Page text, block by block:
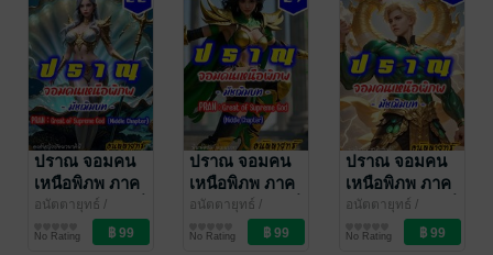
ปราณ จอมคน
เหนือพิภพ ภาค
มัชฌิมบท เล่มที่
22 (421-440)
อนัตตายุทธ์ /
CoachPatm
Inspiraton
นิยายกำลังภายใน
No Rating
ปราณ จอมคน
เหนือพิภพ ภาค
มัชฌิมบท เล่มที่
21 (401-420)
อนัตตายุทธ์ /
CoachPatm
Inspiraton
นิยายกำลังภายใน
No Rating
ปราณ จอมคน
เหนือพิภพ ภาค
มัชฌิมบท เล่มที่
20 (381-400)
อนัตตายุทธ์ /
CoachPatm
Inspiraton
นิยายกำลังภายใน
No Rating